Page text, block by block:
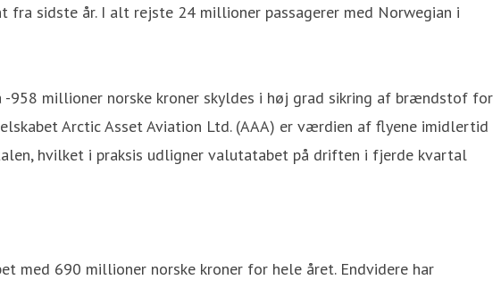
sidste år. I alt rejste 24 millioner passagerer med Norwegian i
958 millioner norske kroner skyldes i høj grad sikring af brændstof for
Arctic Asset Aviation Ltd. (AAA) er værdien af flyene imidlertid
hvilket i praksis udligner valutatabet på driften i fjerde kvartal
690 millioner norske kroner for hele året. Endvidere har